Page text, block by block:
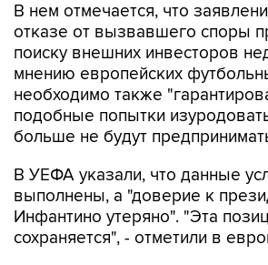
В нем отмечается, что
отказе от вызвавшего споры
поиску внешних инвесторов
мнению европейских
необходимо также
подобные попытки
больше не будут
В УЕФА указали, что данные
выполнены, а "доверие к
Инфантино утеряно". "Эта
сохраняется", - отметили в